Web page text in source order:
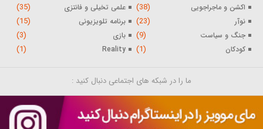
اکشن و ماجراجویی (38) علمی تخیلی و فانتزی (35)
نوآر (23) برنامه تلویزیونی (15)
جنگ و سیاست (9) بازی (3)
کودکان (1)
Reality
(1)
ما را در شبکه های اجتماعی دنبال کنید :